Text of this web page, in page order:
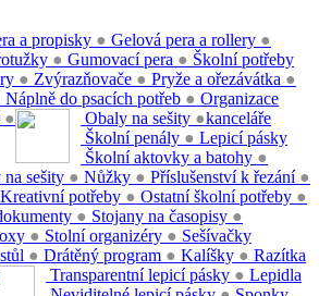
a propisky ● Gelová pera a rollery ●
● Gumovací pera ●
● Zvýrazňovače ● Pryže a ořezávátka ●
Náplně do psacích potřeb ●
●
Školní potřeby
Obaly na sešity ●
Školní penály ●
Školní aktovky a batohy ●
sešity ● Nůžky ● Příslušenství k řezání ●
Kreativní potřeby ● Ostatní školní potřeby ●
Organizace
kanceláře
● Stojany na časopisy ●
● Stolní organizéry ●
● Drátěný program ● Kalíšky ●
Lepicí pásky
Transparentní lepicí pásky ●
Sešívačky
Razítka
Lepidla